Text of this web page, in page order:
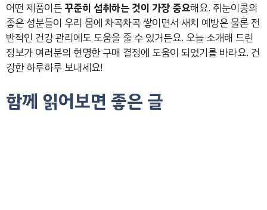
어떤 제품이든 꾸준히 섭취하는 것이 가장 중요해요. 쥐눈이콩의
좋은 성분들이 우리 몸에 차곡차곡 쌓이면서 새치 예방은 물론 전
반적인 건강 관리에도 도움을 줄 수 있거든요. 오늘 소개해 드린
정보가 여러분의 현명한 구매 결정에 도움이 되었기를 바라요. 건
강한 하루하루 보내세요!
함께 읽어보면 좋은 글